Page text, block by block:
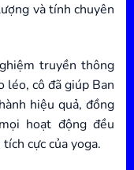
và tính chuyên
truyền thông
léo, cô đã giúp Ban
hiệu quả, đồng
hoạt động đều
cực của yoga.